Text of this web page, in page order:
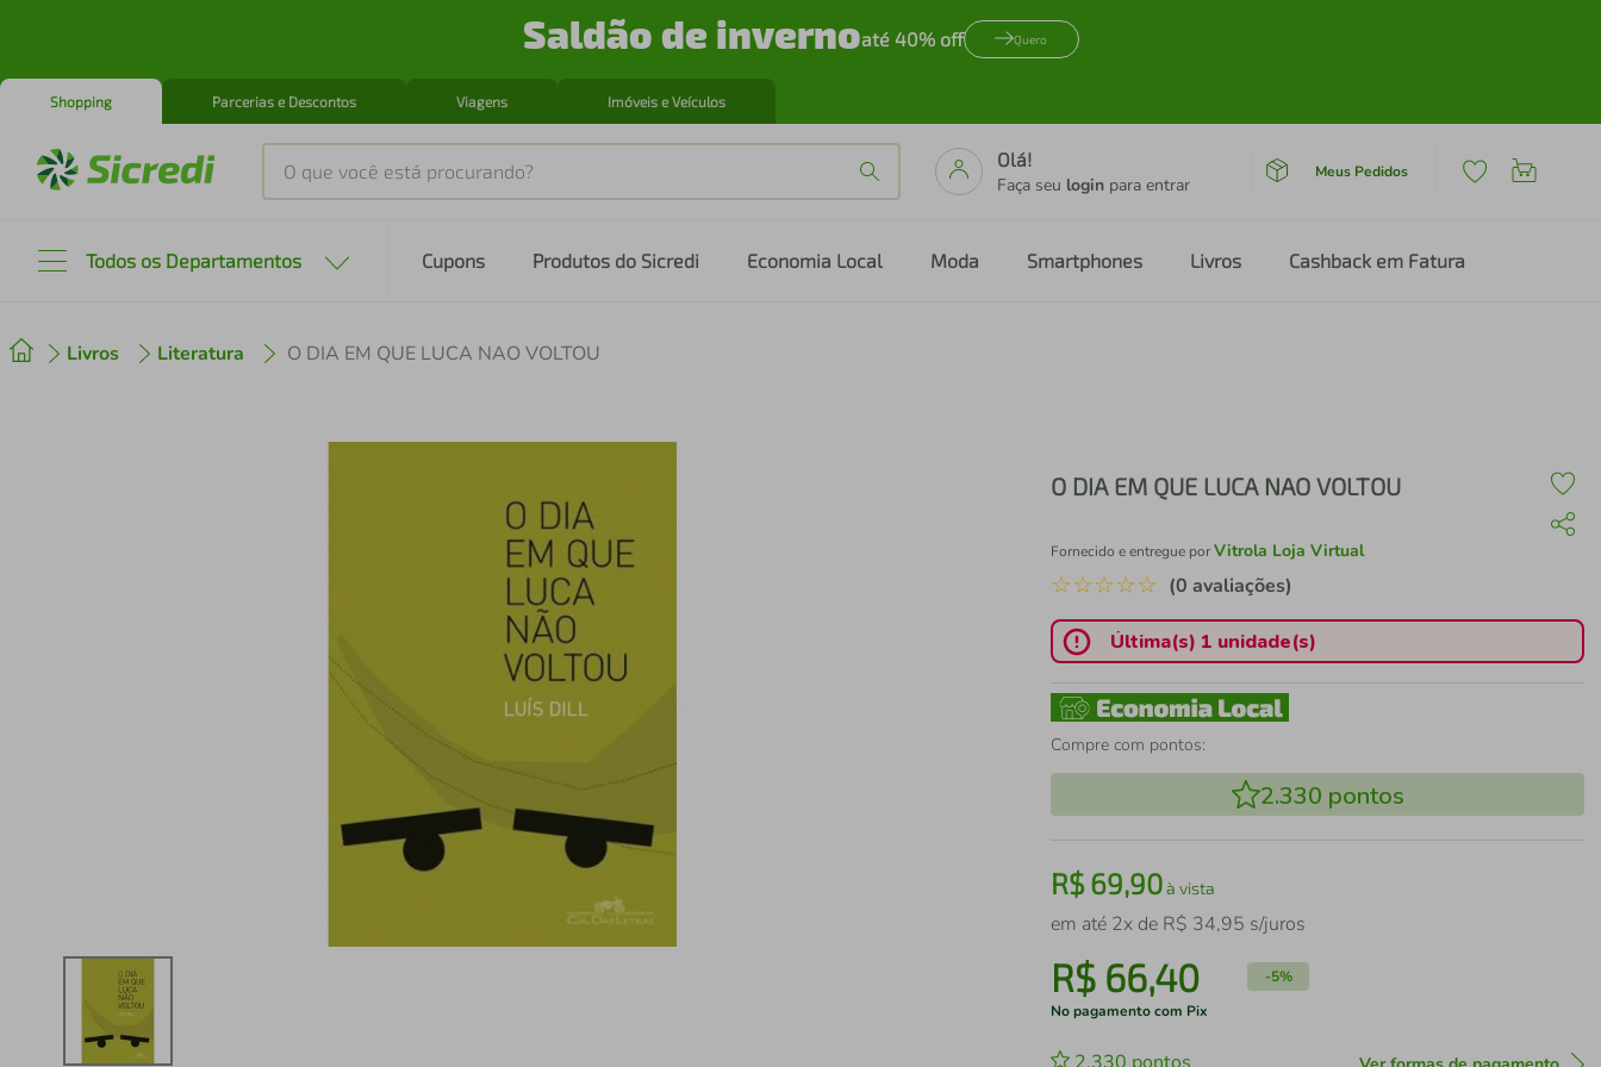
Saldão de invernoaté 40% off Quero
Shopping Parcerias e Descontos Viagens Imóveis e Veículos
O que você está procurando?
Olá!
Faça seu login para entrar
Meus Pedidos
Todos os Departamentos Cupons Produtos do Sicredi Economia Local Moda Smartphones Livros Cashback em Fatura
Livros Literatura O DIA EM QUE LUCA NAO VOLTOU
O DIA EM QUE LUCA NAO VOLTOU
Fornecido e entregue porVitrola Loja Virtual
☆☆☆☆☆ (0 avaliações)
Última(s) 1 unidade(s)
Compre com pontos:
2.330 pontos
R$69,90à vista
em até 2x de R$ 34,95 s/juros
R$ 66,40 -5%
No pagamento com Pix
2 cafeteira